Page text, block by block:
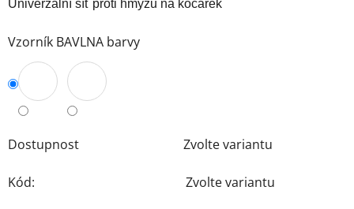
Univerzální síť proti hmyzu na kočárek
Vzorník BAVLNA barvy
Dostupnost Zvolte variantu
Kód: Zvolte variantu